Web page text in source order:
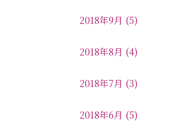
2018年9月 (5)
2018年8月 (4)
2018年7月 (3)
2018年6月 (5)